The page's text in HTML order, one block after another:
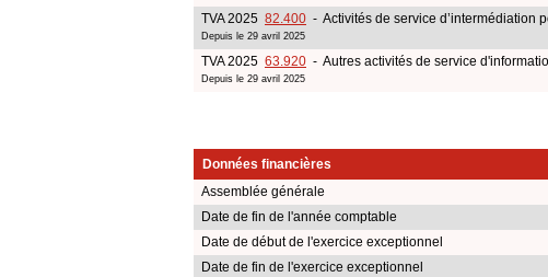
TVA 2025 82.400 - Activités de service d’intermédiation
Depuis le 29 avril 2025
TVA 2025 63.920 - Autres activités de service
Depuis le 29 avril 2025
Données financières
Assemblée générale
Date de fin de l'année comptable
Date de début de l'exercice exceptionnel
Date de fin de l'exercice exceptionnel